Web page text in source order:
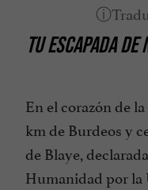
Internet : WIFI
Juegos para niños
Muebles de Jardín
Orillas de Lago / Río
Parking
TU ESCAPADA
En el corazón de
km de Burdeos y
de Blaye,
Humanidad por la